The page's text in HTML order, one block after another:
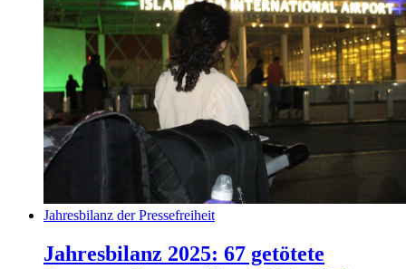
Jahresbilanz der Pressefreiheit
Jahresbilanz 2025: 67 getötete